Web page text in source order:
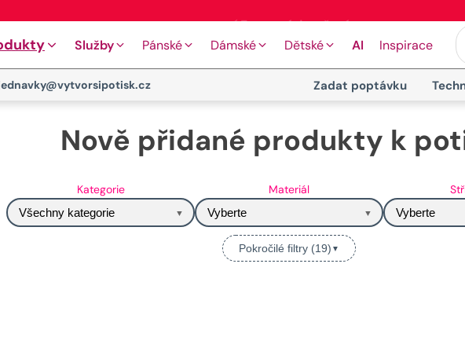
Služby Pánské Dámské Dětské AI Inspirace
Zadat poptávku
Nově přidané produkty k
Kategorie
Všechny kategorie
Materiál
Vyberte Vyberte
Pokročilé filtry (19) ▼